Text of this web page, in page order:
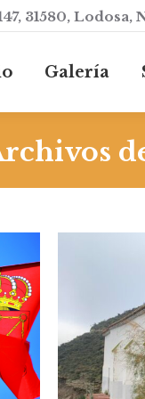
31580, Lodosa,
Galería
Galería